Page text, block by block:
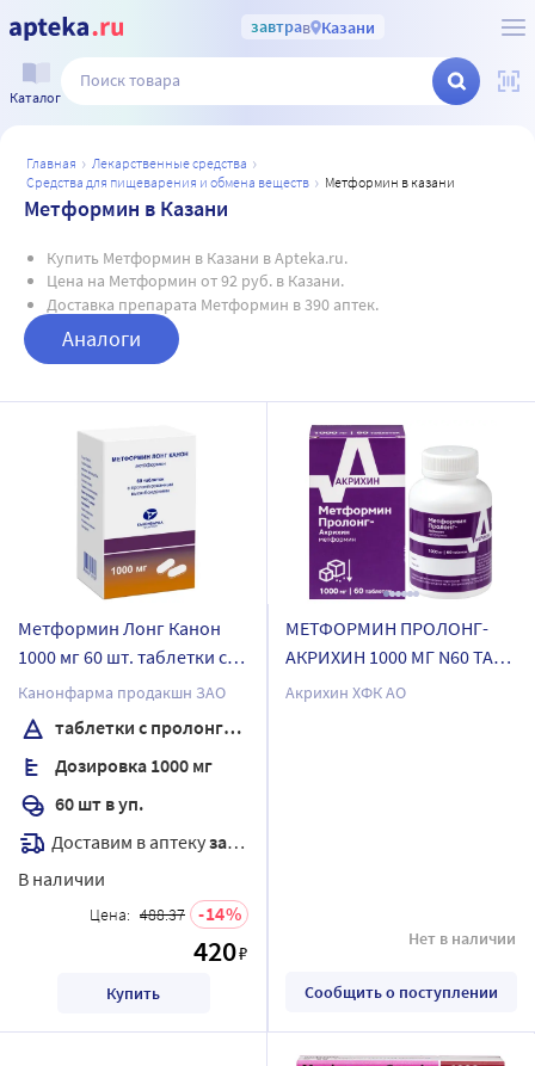
завтрав Казани
Каталог
главная
лекарственные средства
средства для пищеварения и обмена веществ
метформин в казани
Метформин в Казани
Купить Метформин в Казани в Apteka.ru.
Цена на Метформин от 92 руб. в Казани.
Доставка препарата Метформин в 390 аптек.
Аналоги
Метформин Лонг Канон
1000 мг 60 шт. таблетки с
пролонгированным
высвобождением банка
Канонфарма продакшн ЗАО
таблетки с пролонгированным высвобождением
Дозировка 1000 мг
60 шт в уп.
Доставим в аптекузавтра
В наличии
Цена: 488.37 14
420₽
Купить
МЕТФОРМИН ПРОЛОНГ-
АКРИХИН 1000 МГ N60 ТАБЛ
ПРОЛОНГ ВЫСВОБ П/
Акрихин ХФК АО
Нет в наличии
Сообщить о поступлении